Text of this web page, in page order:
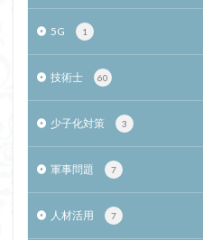
5G 1
技術士 60
少子化対策 3
軍事問題 7
人材活用 7